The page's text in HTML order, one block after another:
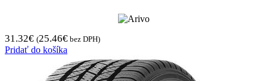
31.32€ (25.46€ bez DPH)
Pridať do košíka